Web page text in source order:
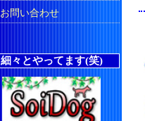
お問い合わせ
細々とやってます(笑)